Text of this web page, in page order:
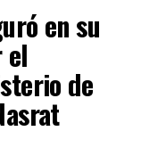
en su
el
de